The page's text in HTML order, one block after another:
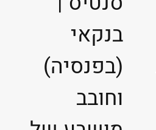
בנקאי
(בפנסיה)
וחובב